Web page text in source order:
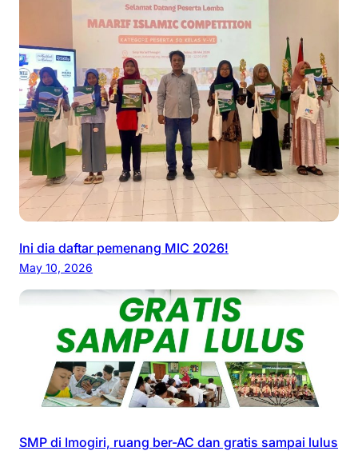
Ini dia daftar pemenang MIC 2026!
May 10, 2026
SMP di Imogiri, ruang ber-AC dan gratis sampai lulus